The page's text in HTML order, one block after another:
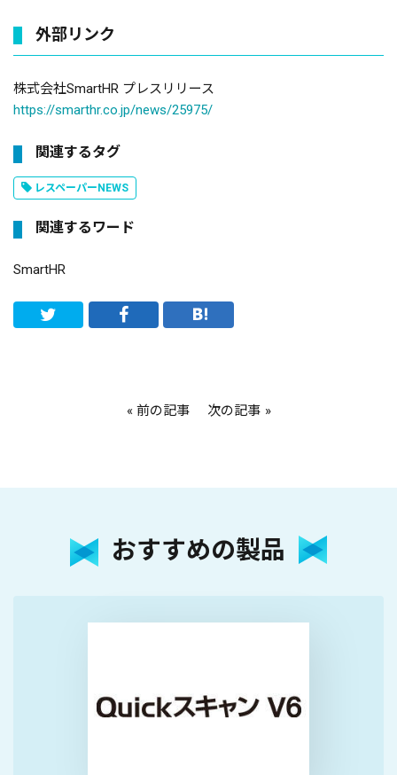
外部リンク
株式会社SmartHR プレスリリース
https://smarthr.co.jp/news/25975/
関連するタグ
レスペーパーNEWS
関連するワード
SmartHR
前の記事 次の記事
おすすめの製品